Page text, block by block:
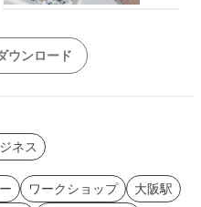
ウンロード
ネス
ワークショップ
大阪駅